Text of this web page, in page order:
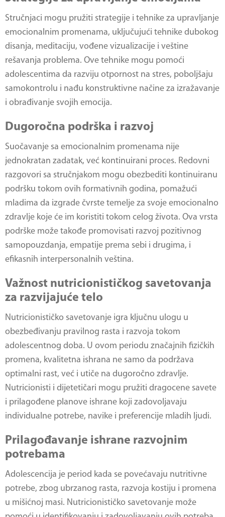
Stručnjaci mogu pružiti strategije i tehnike za upravljanje
emocionalnim promenama, uključujući tehnike dubokog
disanja, meditaciju, vođene vizualizacije i veštine
rešavanja problema. Ove tehnike mogu pomoći
adolescentima da razviju otpornost na stres, poboljšaju
samokontrolu i nađu konstruktivne načine za izražavanje
i obrađivanje svojih emocija.
Dugoročna podrška i razvoj
Suočavanje sa emocionalnim promenama nije
jednokratan zadatak, već kontinuirani proces. Redovni
razgovori sa stručnjakom mogu obezbediti kontinuiranu
podršku tokom ovih formativnih godina, pomažući
mladima da izgrade čvrste temelje za svoje emocionalno
zdravlje koje će im koristiti tokom celog života. Ova vrsta
podrške može takođe promovisati razvoj pozitivnog
samopouzdanja, empatije prema sebi i drugima, i
efikasnih interpersonalnih veština.
Važnost nutricionističkog savetovanja
za razvijajuće telo
Nutricionističko savetovanje igra ključnu ulogu u
obezbeđivanju pravilnog rasta i razvoja tokom
adolescentnog doba. U ovom periodu značajnih fizičkih
promena, kvalitetna ishrana ne samo da podržava
optimalni rast, već i utiče na dugoročno zdravlje.
Nutricionisti i dijetetičari mogu pružiti dragocene savete
i prilagođene planove ishrane koji zadovoljavaju
individualne potrebe, navike i preferencije mladih ljudi.
Prilagođavanje ishrane razvojnim
potrebama
Adolescencija je period kada se povećavaju nutritivne
potrebe, zbog ubrzanog rasta, razvoja kostiju i promena
u mišićnoj masi. Nutricionističko savetovanje može